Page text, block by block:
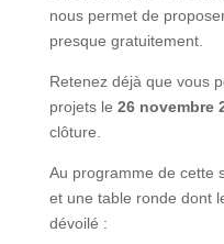
nous permet de
presque gratuitement.
Retenez déjà que vous
projets le 26 novembre
clôture.
Au programme de cette
et une table ronde dont
dévoilé :